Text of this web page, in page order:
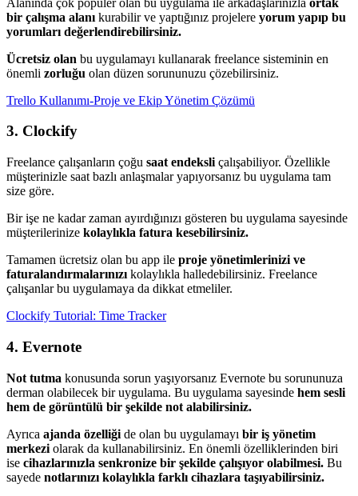
bir çalışma alanı kurabilir ve yaptığınız projelere yorum yapıp bu
yorumları değerlendirebilirsiniz.
Ücretsiz olan bu uygulamayı kullanarak freelance sisteminin en
önemli zorluğu olan düzen sorununuzu çözebilirsiniz.
Trello Kullanımı-Proje ve Ekip Yönetim Çözümü
3. Clockify
Freelance çalışanların çoğu saat endeksli çalışabiliyor. Özellikle
müşterinizle saat bazlı anlaşmalar yapıyorsanız bu uygulama tam
size göre.
Bir işe ne kadar zaman ayırdığınızı gösteren bu uygulama sayesinde
müşterilerinize kolaylıkla fatura kesebilirsiniz.
Tamamen ücretsiz olan bu app ile proje yönetimlerinizi ve
faturalandırmalarınızı kolaylıkla halledebilirsiniz. Freelance
çalışanlar bu uygulamaya da dikkat etmeliler.
Clockify Tutorial: Time Tracker
4. Evernote
Not tutma konusunda sorun yaşıyorsanız Evernote bu sorununuza
derman olabilecek bir uygulama. Bu uygulama sayesinde hem sesli
hem de görüntülü bir şekilde not alabilirsiniz.
Ayrıca ajanda özelliği de olan bu uygulamayı bir iş yönetim
merkezi olarak da kullanabilirsiniz. En önemli özelliklerinden biri
ise cihazlarınızla senkronize bir şekilde çalışıyor olabilmesi. Bu
sayede notlarınızı kolaylıkla farklı cihazlara taşıyabilirsiniz.